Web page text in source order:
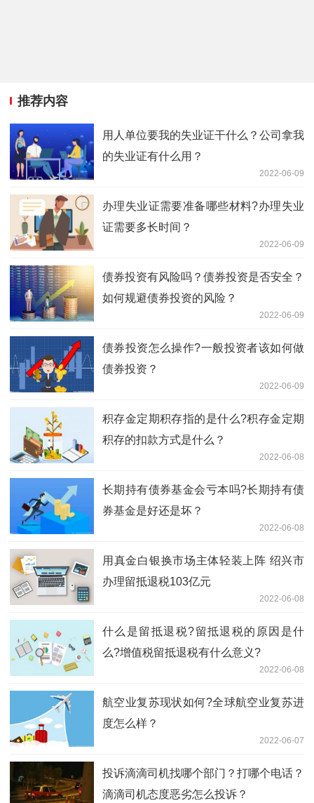
推荐内容
用人单位要我的失业证干什么？公司拿我
的失业证有什么用？
2022-06-09
办理失业证需要准备哪些材料?办理失业
证需要多长时间？
2022-06-09
债券投资有风险吗？债券投资是否安全？
如何规避债券投资的风险？
2022-06-09
债券投资怎么操作?一般投资者该如何做
债券投资？
2022-06-09
积存金定期积存指的是什么?积存金定期
积存的扣款方式是什么？
2022-06-08
长期持有债券基金会亏本吗?长期持有债
券基金是好还是坏？
2022-06-08
用真金白银换市场主体轻装上阵 绍兴市
办理留抵退税103亿元
2022-06-08
什么是留抵退税?留抵退税的原因是什
么?增值税留抵退税有什么意义?
2022-06-08
航空业复苏现状如何?全球航空业复苏进
度怎么样？
2022-06-07
投诉滴滴司机找哪个部门？打哪个电话？
滴滴司机态度恶劣怎么投诉？